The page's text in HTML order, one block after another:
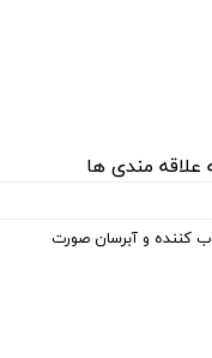
علاقه مندی ها
کننده و آبرسان صورت